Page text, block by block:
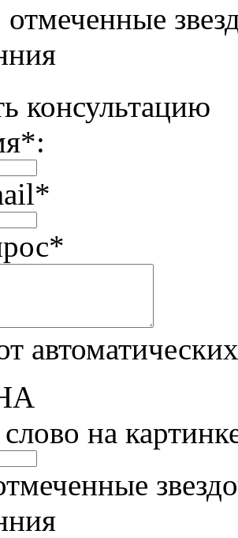
консультацию
*:
*
*
на